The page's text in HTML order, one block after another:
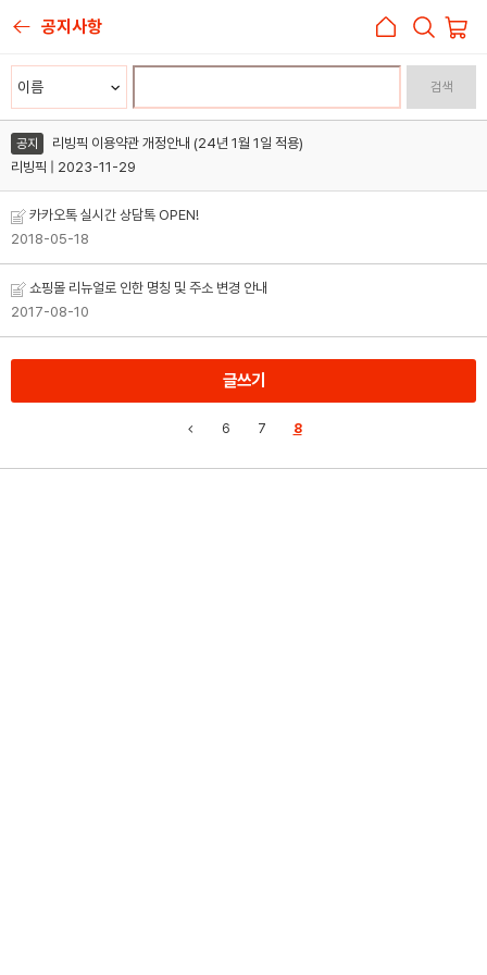
공지사항
검색
공지
리빙픽 이용약관 개정안내 (24년 1월 1일 적용)
리빙픽 | 2023-11-29
카카오톡 실시간 상담톡 OPEN!
2018-05-18
쇼핑몰 리뉴얼로 인한 명칭 및 주소 변경 안내
2017-08-10
글쓰기
6 7 8